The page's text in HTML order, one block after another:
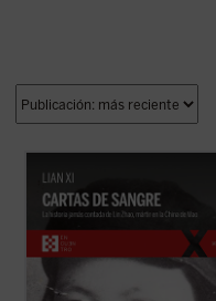
Zhao, una poeta y periodista china
arrestada por el régimen de Mao en 1960 y
ejecutada en la cúspide de la Revolución
dictadura maoísta, mantuvo una ...
(ver
ficha)